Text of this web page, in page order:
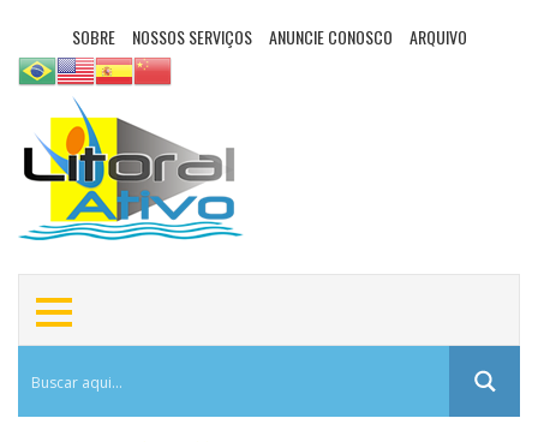
SOBRE NOSSOS SERVIÇOS ANUNCIE CONOSCO ARQUIVO